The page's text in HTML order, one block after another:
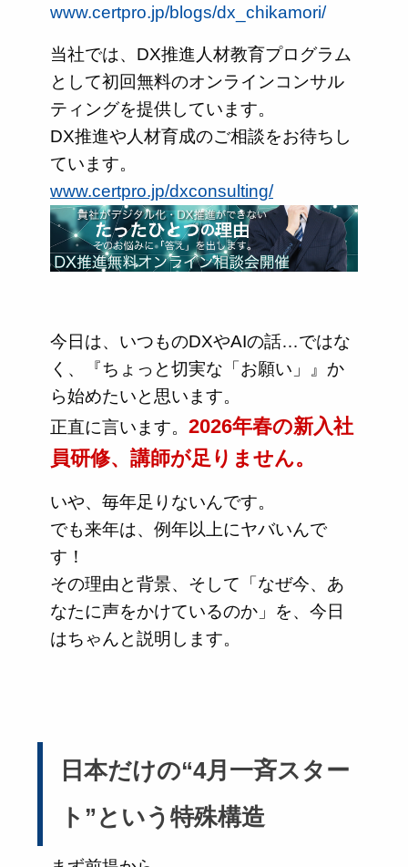
www.certpro.jp/blogs/dx_chikamori/
当社では、DX推進人材教育プログラム
として初回無料のオンラインコンサル
ティングを提供しています。
DX推進や人材育成のご相談をお待ちし
ています。
www.certpro.jp/dxconsulting/
今日は、いつものDXやAIの話…ではな
く、『ちょっと切実な「お願い」』か
ら始めたいと思います。
正直に言います。 2026年春の新入社
員研修、講師が足りません。
いや、毎年足りないんです。
でも来年は、例年以上にヤバいんで
す！
その理由と背景、そして「なぜ今、あ
なたに声をかけているのか」を、今日
はちゃんと説明します。
日本だけの“4月一斉スター
ト”という特殊構造